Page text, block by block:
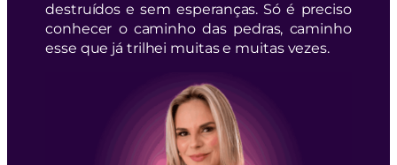
destruídos e sem esperanças. Só é preciso
conhecer o caminho das pedras, caminho
esse que já trilhei muitas e muitas vezes.